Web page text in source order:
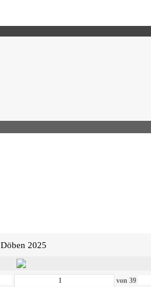
Döben 2025
von39